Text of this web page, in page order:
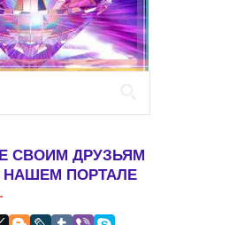
СВОИМ ДРУЗЬЯМ
НАШЕМ ПОРТАЛЕ